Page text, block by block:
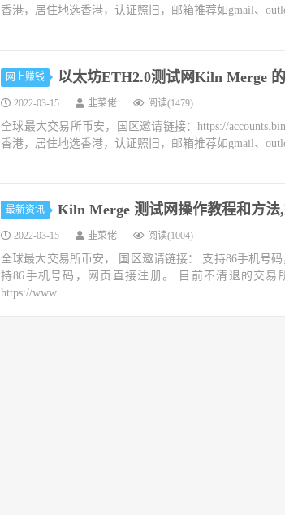
香港，居住地选香港，认证照旧，邮箱推荐如gmail、
网上赚钱 以太坊ETH2.0测试网Kiln Merge
2022-03-15 韭菜佬 阅读(1479)
全球最大交易所币安，国区邀请链接：https://
香港，居住地选香港，认证照旧，邮箱推荐如gmail、
最新资讯 Kiln Merge 测试网操作教程和方
2022-03-15 韭菜佬 阅读(1004)
全球最大交易所币安， 国区邀请链接： 支持86手机号
持86手机号码，网页直接注册。 目前不清退的交易
https://www...